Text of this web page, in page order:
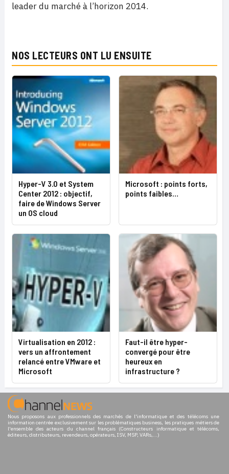
leader du marché à l’horizon 2014.
NOS LECTEURS ONT LU ENSUITE
Hyper-V 3.0 et System
Center 2012 : objectif,
faire de Windows Server
un OS cloud
Microsoft : points forts,
points faibles…
Virtualisation en 2012 :
vers un affrontement
relancé entre VMware et
Microsoft
Faut-il être hyper-
convergé pour être
heureux en
infrastructure ?
Nous proposons aux professionnels des marchés de l'informatique et des télécoms une
information centrée exclusivement sur les problématiques business, les pratiques métiers de
l'ensemble des acteurs du channel français (Constructeurs informatique et télécoms,
éditeurs, distributeurs, revendeurs, opérateurs, ISV, MSP, VARs,...)